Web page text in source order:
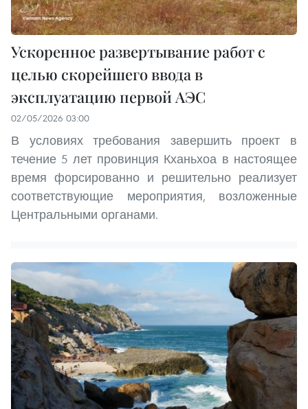
Ускоренное развертывание работ с
целью скорейшего ввода в
эксплуатацию первой АЭС
02/05/2026 03:00
В условиях требования завершить проект в
течение 5 лет провинция Кханьхоа в настоящее
время форсированно и решительно реализует
соответствующие мероприятия, возложенные
Центральными органами.